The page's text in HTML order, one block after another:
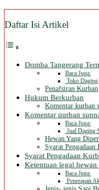
Daftar Isi Artikel
Domba Tangerang
Baca Juga:
Toko
Penafsiran Kurban
Hukum Berkurban
Komentar kurban
Komentar qurban
Baca Juga:
Jual Daging
Hewan Yang
Syarat
Syarat Pengadaan
Ketentuan legal
Baca Juga:
Penerapan